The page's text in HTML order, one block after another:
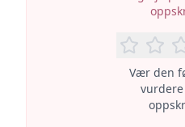
Vær den